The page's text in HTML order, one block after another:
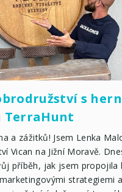
s
a zážitků! Jsem Lenka
Vican na Jižní Moravě.
příběh, jak jsem propojila
strategiemi a